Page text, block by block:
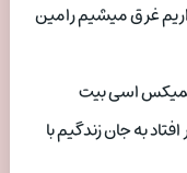
غرق میشیم رامین
ریمیکس اسی بیت
به جان زندگیم با